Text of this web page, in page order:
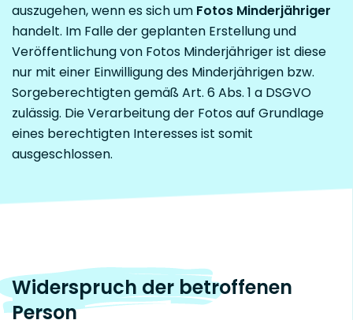
auszugehen, wenn es sich um Fotos Minderjähriger
handelt. Im Falle der geplanten Erstellung und
Veröffentlichung von Fotos Minderjähriger ist diese
nur mit einer Einwilligung des Minderjährigen bzw.
Sorgeberechtigten gemäß Art. 6 Abs. 1 a DSGVO
zulässig. Die Verarbeitung der Fotos auf Grundlage
eines berechtigten Interesses ist somit
ausgeschlossen.
Widerspruch der betroffenen
Person